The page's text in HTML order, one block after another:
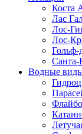
Коста
Лас
Лос-
Лос-
Гольф-
Санта-
Водные